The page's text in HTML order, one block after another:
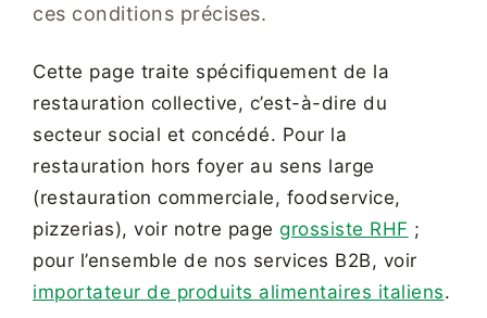
ces conditions précises.
Cette page traite spécifiquement de la
restauration collective, c’est-à-dire du
secteur social et concédé. Pour la
restauration hors foyer au sens large
(restauration commerciale, foodservice,
pizzerias), voir notre page grossiste RHF ;
pour l’ensemble de nos services B2B, voir
importateur de produits alimentaires italiens.